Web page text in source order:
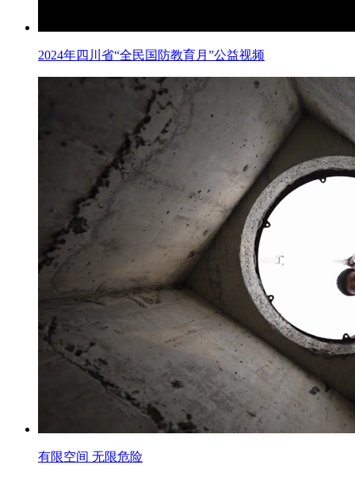
2024年四川省“全民国防教育月”公益视频
有限空间 无限危险